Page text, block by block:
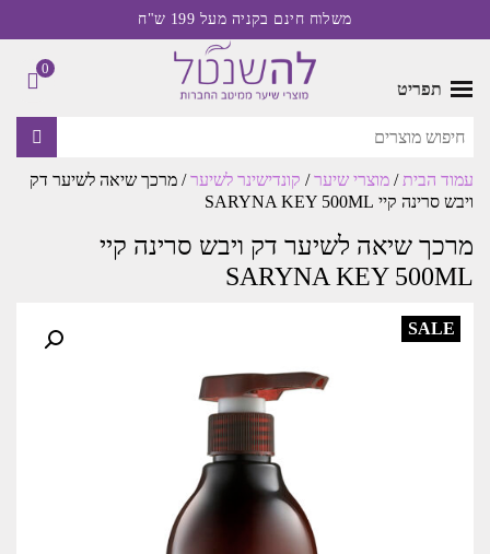
משלוח חינם בקניה מעל 199 ש"ח
תפריט
עמוד הבית / מוצרי שיער/ קונדישינר לשיער/ מרכך שיאה לשיער דק
ויבש סרינה קיי SARYNA KEY 500ML
מרכך שיאה לשיער דק ויבש סרינה קיי
SARYNA KEY 500ML
0